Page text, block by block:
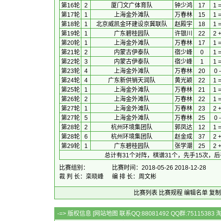
第16轮 2 厦门文广体育队 钟少鸿 17
1
第17轮
1 上海金外滩队 万春林 15
1
第18轮
1 北京威凯金环建设京冀联队 赵殿宇 18
1
第19轮
1 广东碧桂园队 许银川 22
2
第20轮
1 上海金外滩队 万春林 17
1
第21轮
2 内蒙古伊泰队 宿少峰 0
1
第22轮
3 内蒙古伊泰队 宿少峰 1
1
第23轮
4 上海金外滩队 万春林 20
0
第24轮
4 广东新供销天润队 黄光颖 22
1
第25轮
1 上海金外滩队 万春林 21
1
第26轮
2 上海金外滩队 万春林 22
1
第27轮
1 上海金外滩队 万春林 23
2
第27轮
5 上海金外滩队 万春林 25
0
第28轮
2 杭州环境集团队 郭凤达 12
1
第28轮
6 杭州环境集团队 赵金成 37
2
第29轮
1 广东碧桂园队 张学潮 25
2
总计有31个对阵，棋谱31个，先手15次，
比赛组别：
比赛时间：2018-05-26 2018-12-28
裁 判 长：栾晓峰
编 排 长：周文彬
比赛列表 比赛规程 编辑名单 复
-=> 版权信息 [网站地图 联系QQ:88081492 QQ群:75115383